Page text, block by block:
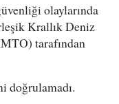
olaylarında
Krallık Deniz
tarafından
doğrulamadı.